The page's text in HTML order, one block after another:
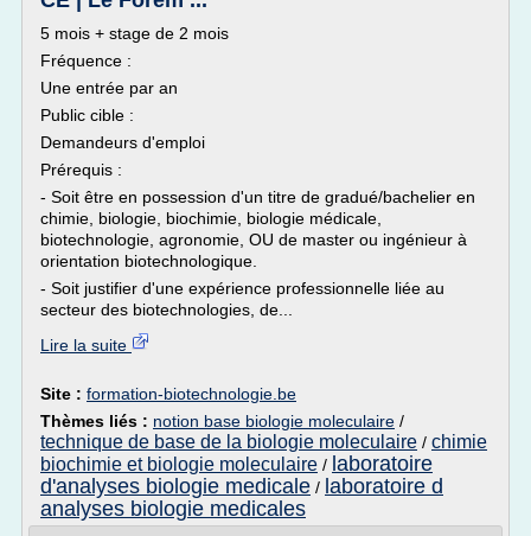
5 mois + stage de 2 mois
Fréquence :
Une entrée par an
Public cible :
Demandeurs d'emploi
Prérequis :
- Soit être en possession d'un titre de gradué/bachelier en
chimie, biologie, biochimie, biologie médicale,
biotechnologie, agronomie, OU de master ou ingénieur à
orientation biotechnologique.
- Soit justifier d'une expérience professionnelle liée au
secteur des biotechnologies, de...
Lire la suite
Site : formation-biotechnologie.be
Thèmes liés : notion base biologie moleculaire /
technique de base de la biologie moleculaire / chimie
biochimie et biologie moleculaire / laboratoire
d'analyses biologie medicale / laboratoire d
analyses biologie medicales